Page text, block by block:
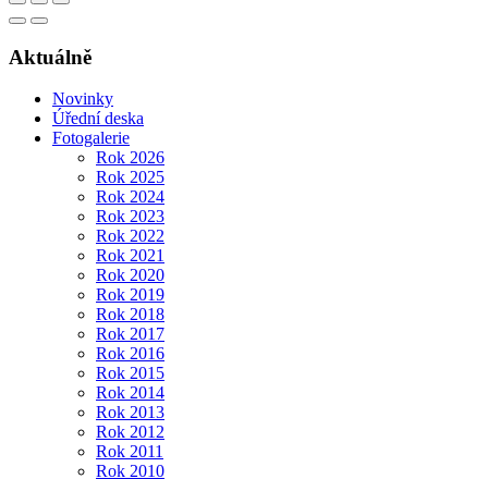
Aktuálně
Novinky
Úřední deska
Fotogalerie
Rok 2026
Rok 2025
Rok 2024
Rok 2023
Rok 2022
Rok 2021
Rok 2020
Rok 2019
Rok 2018
Rok 2017
Rok 2016
Rok 2015
Rok 2014
Rok 2013
Rok 2012
Rok 2011
Rok 2010